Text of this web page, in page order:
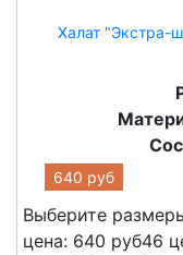
Халат "Экстра-
640 руб
Выберите
цена: 640 руб46